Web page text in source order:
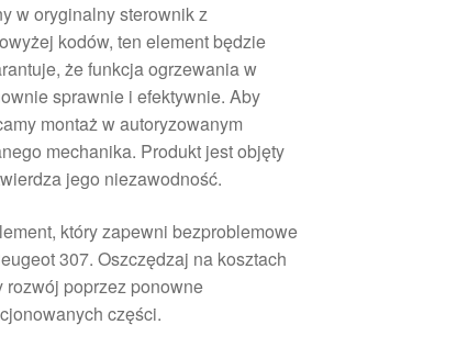
w oryginalny sterownik z
kodów, ten element będzie
że funkcja ogrzewania w
sprawnie i efektywnie. Aby
montaż w autoryzowanym
mechanika. Produkt jest objęty
jego niezawodność.
który zapewni bezproblemowe
307. Oszczędzaj na kosztach
poprzez ponowne
części.